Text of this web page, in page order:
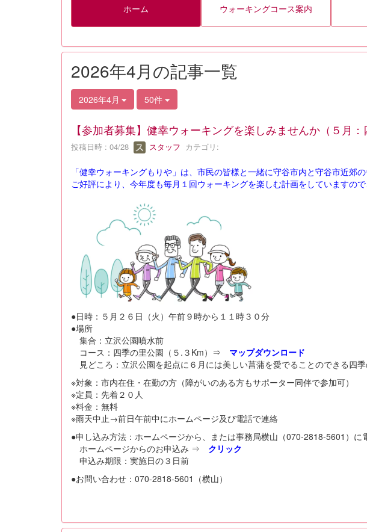
ホーム ウォーキングコース案内
2026年4月の記事一覧
2026年4月 50件
【参加者募集】健幸ウォーキングを楽しみませんか（５月：
投稿日時 : 04/28 スタッフ カテゴリ:
「健幸ウォーキングもりや」は、市民の皆様と一緒に守谷市内と守谷市近郊
ご好評により、今年度も毎月１回ウォーキングを楽しむ計画をしていますの
●日時：５月２６日（火）午前９時から１１時３０分
●場所
集合：立沢公園噴水前
コース：四季の里公園（５.３Km）⇒ マップダウンロード
見どころ：立沢公園を起点に６月には美しい菖蒲を愛でることのできる四季
※対象：市内在住・在勤の方（障がいのある方もサポーター同伴で参加可）
※定員：先着２０人
※料金：無料
※雨天中止→前日午前中にホームページ及び電話で連絡
●申し込み方法：ホームページから、または事務局横山（070-2818-5601）に
ホームページからのお申込み ⇒ クリック
申込み期限：実施日の３日前
●お問い合わせ：070-2818-5601（横山）